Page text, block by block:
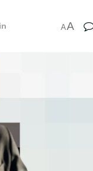
AA